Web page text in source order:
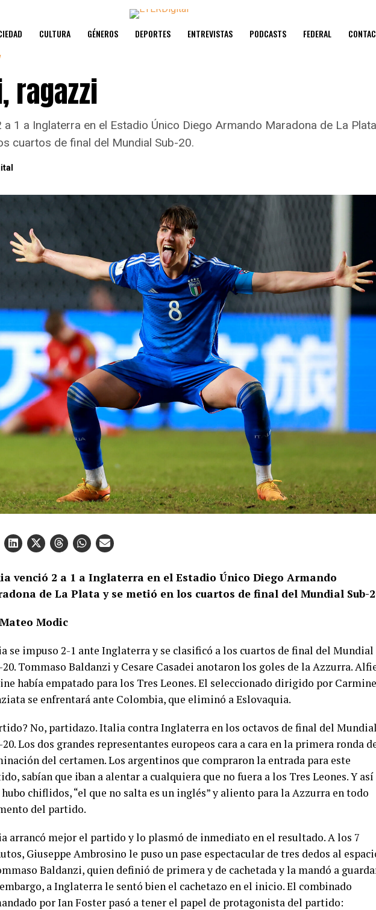
CULTURA GÉNEROS DEPORTES ENTREVISTAS PODCASTS FEDERAL
ragazzi
a 1 a Inglaterra en el Estadio Único Diego Armando Maradona de La
cuartos de final del Mundial Sub-20.
venció 2 a 1 a Inglaterra en el Estadio Único Diego Armando
de La Plata y se metió en los cuartos de final del Mundial Sub-
Mateo Modic
se impuso 2-1 ante Inglaterra y se clasificó a los cuartos de final del Mundial
20. Tommaso Baldanzi y Cesare Casadei anotaron los goles de la Azzurra.
había empatado para los Tres Leones. El seleccionado dirigido por Carmine
se enfrentará ante Colombia, que eliminó a Eslovaquia.
No, partidazo. Italia contra Inglaterra en los octavos de final del Mundial
20. Los dos grandes representantes europeos cara a cara en la primera ronda
del certamen. Los argentinos que compraron la entrada para este
sabían que iban a alentar a cualquiera que no fuera a los Tres Leones. Y así
chiflidos, “el que no salta es un inglés” y aliento para la Azzurra en todo
del partido.
arrancó mejor el partido y lo plasmó de inmediato en el resultado. A los 7
Giuseppe Ambrosino le puso un pase espectacular de tres dedos al
Baldanzi, quien definió de primera y de cachetada y la mandó a
a Inglaterra le sentó bien el cachetazo en el inicio. El combinado
por Ian Foster pasó a tener el papel de protagonista del partido: